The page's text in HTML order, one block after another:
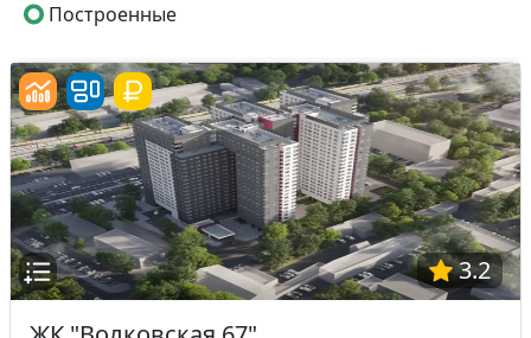
Построенные
3.2